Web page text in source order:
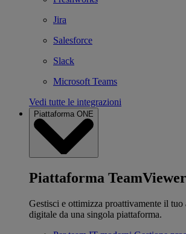
Jira
Salesforce
Slack
Microsoft Teams
Vedi tutte le integrazioni
Piattaforma ONE
Piattaforma
Gestisci e ottimizza proattivamente il
digitale da una singola piattaforma.